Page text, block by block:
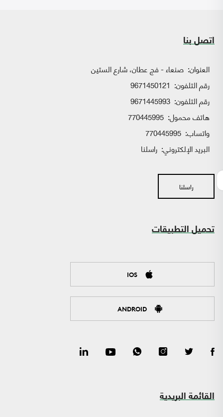
اتصل بنا
العنوان: صنعاء - فج عطان، شارع الستين
رقم التلفون: 9671450121
رقم التلفون: 9671445993
هاتف محمول: 770445995
واتساب:
البريد الإلكتروني: راسلنا
راسلنا
تحميل التطبيقات
IOS
ANDROID
القائمة البريدية